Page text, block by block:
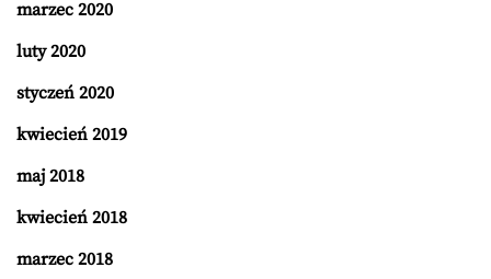
marzec 2020
luty 2020
styczeń 2020
kwiecień 2019
maj 2018
kwiecień 2018
marzec 2018